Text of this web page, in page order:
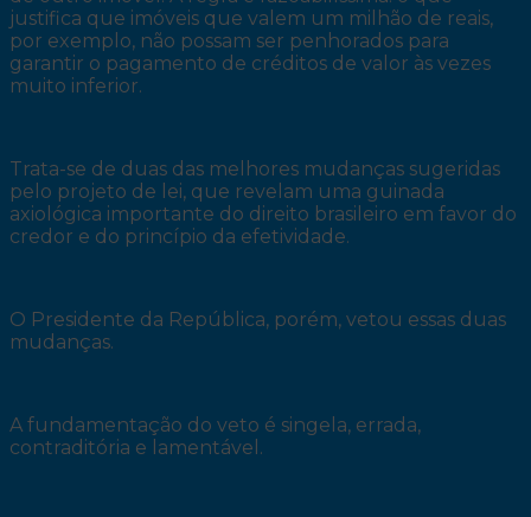
justifica que imóveis que valem um milhão de reais,
por exemplo, não possam ser penhorados para
garantir o pagamento de créditos de valor às vezes
muito inferior.
Trata-se de duas das melhores mudanças sugeridas
pelo projeto de lei, que revelam uma guinada
axiológica importante do direito brasileiro em favor do
credor e do princípio da efetividade.
O Presidente da República, porém, vetou essas duas
mudanças.
A fundamentação do veto é singela, errada,
contraditória e lamentável.